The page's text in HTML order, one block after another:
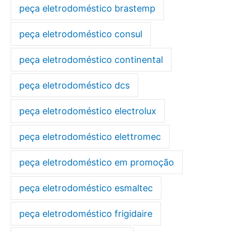
peça eletrodoméstico brastemp
peça eletrodoméstico consul
peça eletrodoméstico continental
peça eletrodoméstico dcs
peça eletrodoméstico electrolux
peça eletrodoméstico elettromec
peça eletrodoméstico em promoção
peça eletrodoméstico esmaltec
peça eletrodoméstico frigidaire